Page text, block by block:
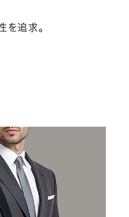
を追求。